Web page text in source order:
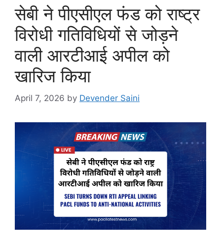
सेबी ने पीएसीएल फंड को राष्ट्र
विरोधी गतिविधियों से जोड़ने
वाली आरटीआई अपील को
खारिज किया
April 7, 2026 by Devender Saini